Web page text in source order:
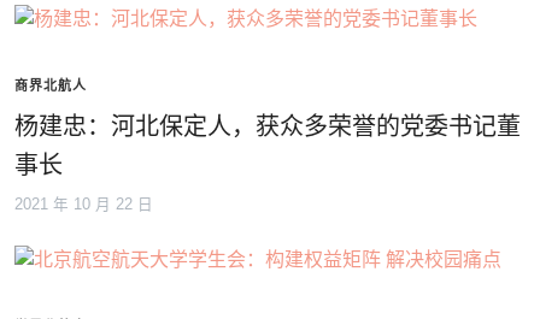
商界北航人
杨建忠：河北保定人，获众多荣誉的党委书记董
事长
2021 年 10 月 22 日